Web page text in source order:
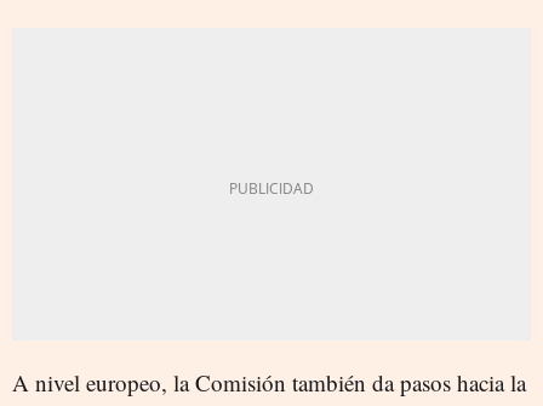
A nivel europeo, la Comisión también da pasos hacia la